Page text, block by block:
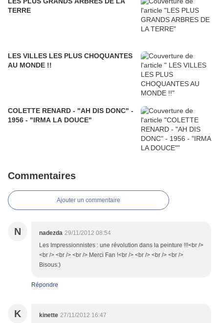
TERRE
LES VILLES LES PLUS CHOQUANTES
AU MONDE !!
COLETTE RENARD - "AH DIS DONC" -
1956 - "IRMA LA DOUCE"
Commentaires
Ajouter un commentaire
N nadezda 29/11/2012 08:54
Les Impressionnistes : une révolution dans la peinture !!!<br />
<br /> <br /> <br /> Merci Fan !<br /> <br /> <br /> <br />
Bisous:)
Répondre
K kinette 27/11/2012 16:47